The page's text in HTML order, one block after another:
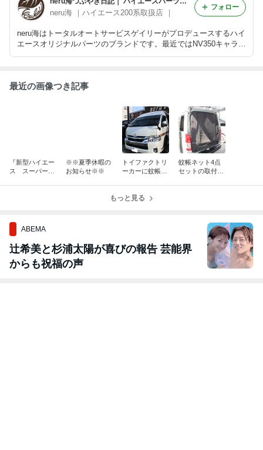
neru海 ｜ハイエース200系取扱店 ｜
neru海はトータルオートサービスゲイリーがプロデュースするハイ
エースオリジナルパーツのブランドです。最近ではNV350キャラバ
ンのパーツも販売開始！つぶやき日記では社長・スタッフがハイエ
フォロー
最近の画像つき記事
『新型ハイエー
ス スーパーG
※※夏季休暇の
お知らせ※※
トイファクトリ
ーカーに蚊帳ネ
蚊帳ネット4点
セットの取付け
もっと見る
ABEMA
辻希美と杉浦太陽が喜びの報告 芸能界
からも祝福の声